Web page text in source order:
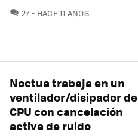
27COMENTARIOS
HACE 11 AÑOS
Noctua trabaja en un
ventilador/disipador de
CPU con cancelación
activa de ruido